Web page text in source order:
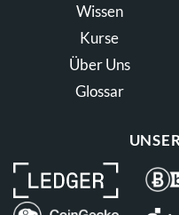
Wissen
Kurse
Über Uns
Glossar